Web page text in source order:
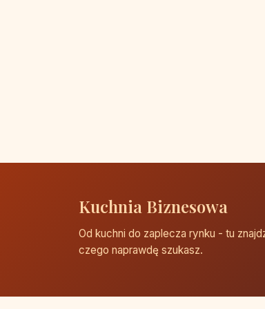
Kuchnia Biznesowa
Od kuchni do zaplecza rynku - tu
czego naprawdę szukasz.